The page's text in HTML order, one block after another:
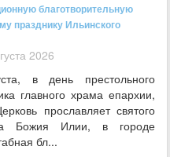
благотворительную
празднику Ильинского
2026
в день престольного
главного храма епархии,
прославляет святого
Божия Илии, в городе
бл...